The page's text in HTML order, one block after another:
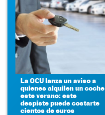
La OCU lanza un aviso a
quienes alquilen un coche
este verano: este
despiste puede costarte
cientos de euros